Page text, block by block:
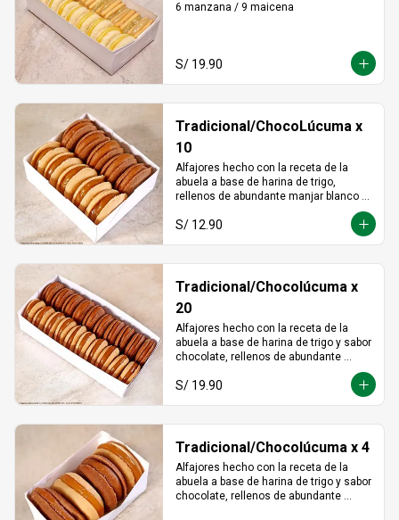
6 manzana / 9 maicena
S/ 19.90
Tradicional/ChocoLúcuma x
10
Alfajores hecho con la receta de la
abuela a base de harina de trigo,
rellenos de abundante manjar blanco
tradicional y manjar blanco de lúcuma
S/ 12.90
Tradicional/Chocolúcuma x
20
Alfajores hecho con la receta de la
abuela a base de harina de trigo y sabor
chocolate, rellenos de abundante
blanco de lúcuma
S/ 19.90
Tradicional/Chocolúcuma x 4
Alfajores hecho con la receta de la
abuela a base de harina de trigo y sabor
chocolate, rellenos de abundante